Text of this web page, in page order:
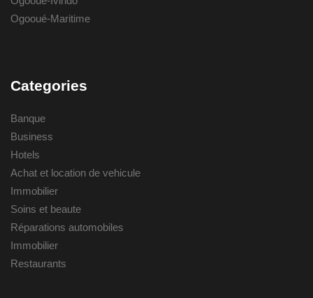
Ogooué-Maritime
Categories
Banque
Business
Hotels
Achat et location de vehicule
Immobilier
Soins et beaute
Réparations automobiles
Immobilier
Restaurants